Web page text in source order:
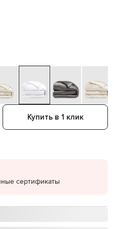
Купить в 1 клик
сертификаты